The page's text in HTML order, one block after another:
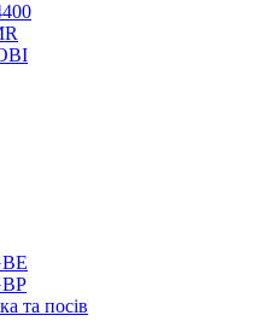
та посів